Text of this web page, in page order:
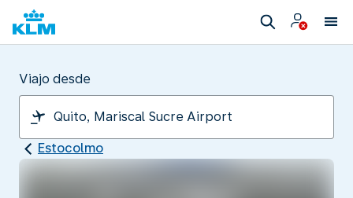
Viajo desde
Estocolmo